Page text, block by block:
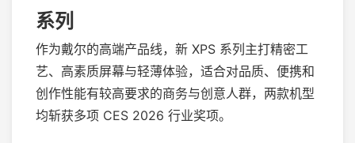
系列
作为戴尔的高端产品线，新 XPS 系列主打精密工
艺、高素质屏幕与轻薄体验，适合对品质、便携和
创作性能有较高要求的商务与创意人群，两款机型
均斩获多项 CES 2026 行业奖项。